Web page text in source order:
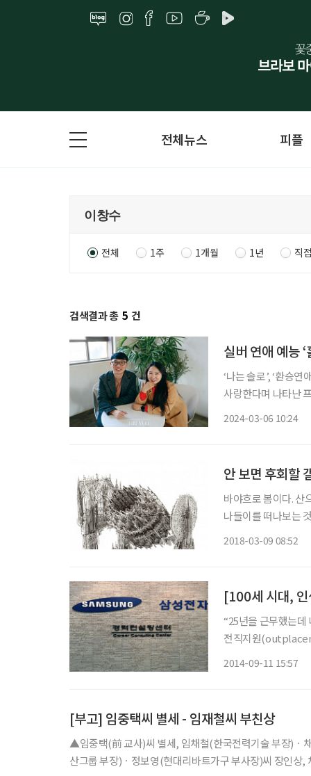
전체뉴스 피플
전체 1주 1개월 1년 직
검색결과 총 5 건
실버 연애 예능
‘나는 솔로’, ‘환승
사랑한다며 나타난
2024-03-06 10:24
안 보면 후회할
바야흐로 봄이다. 산
나들이를 떠나보는
2018-03-09 08:52
“25년을 근무했는
전직지원
2014-09-11 15:57
[부고] 임중택씨 별세 - 임재철씨 부친상
▲임중택(前 교사)씨 별세, 임채철(한국전력기술 부장)ㆍ
산그룹 부장)ㆍ정보영(현대리바트가구 부사장)씨 장인상